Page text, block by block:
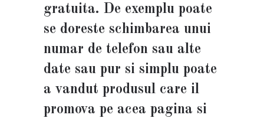
gratuita. De exemplu poate
se doreste schimbarea unui
numar de telefon sau alte
date sau pur si simplu poate
a vandut produsul care il
promova pe acea pagina si